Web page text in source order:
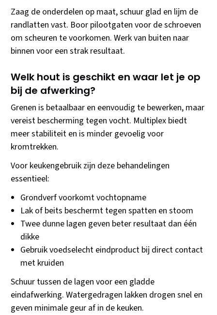
Zaag de onderdelen op maat, schuur glad en lijm de
randlatten vast. Boor pilootgaten voor de schroeven
om scheuren te voorkomen. Werk van buiten naar
binnen voor een strak resultaat.
Welk hout is geschikt en waar let je op
bij de afwerking?
Grenen is betaalbaar en eenvoudig te bewerken, maar
vereist bescherming tegen vocht. Multiplex biedt
meer stabiliteit en is minder gevoelig voor
kromtrekken.
Voor keukengebruik zijn deze behandelingen
essentieel:
Grondverf voorkomt vochtopname
Lak of beits beschermt tegen spatten en stoom
Twee dunne lagen geven beter resultaat dan één
dikke
Gebruik voedselecht eindproduct bij direct contact
met kruiden
Schuur tussen de lagen voor een gladde
eindafwerking. Watergedragen lakken drogen snel en
geven minimale geur af in de keuken.